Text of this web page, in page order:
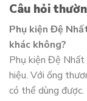
Câu hỏi
Phụ kiện Đệ
khác không?
Phụ kiện Đệ
hiệu. Với ống
có thể dùng được.